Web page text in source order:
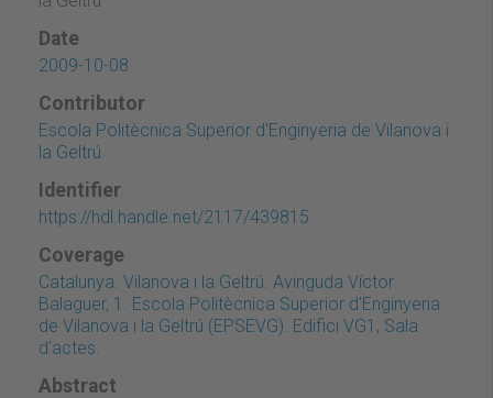
Date
2009-10-08
Contributor
Escola Politècnica Superior d'Enginyeria de Vilanova i
la Geltrú
Identifier
https://hdl.handle.net/2117/439815
Coverage
Catalunya. Vilanova i la Geltrú. Avinguda Víctor
Balaguer, 1. Escola Politècnica Superior d'Enginyeria
de Vilanova i la Geltrú (EPSEVG). Edifici VG1, Sala
d'actes.
Abstract